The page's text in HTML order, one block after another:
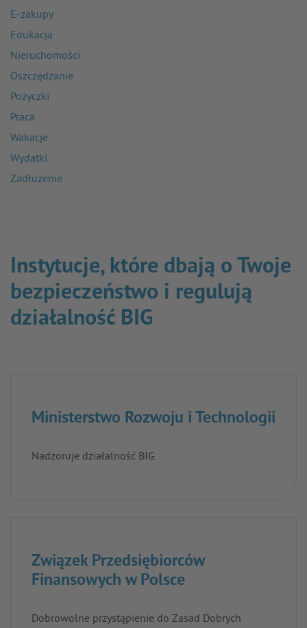
E-zakupy
Edukacja
Nieruchomości
Oszczędzanie
Pożyczki
Praca
Wakacje
Wydatki
Zadłużenie
Instytucje, które dbają o Twoje
bezpieczeństwo i regulują
działalność BIG
Ministerstwo Rozwoju i Technologii
Nadzoruje działalność BIG
Związek Przedsiębiorców
Finansowych w Polsce
Dobrowolne przystąpienie do Zasad Dobrych